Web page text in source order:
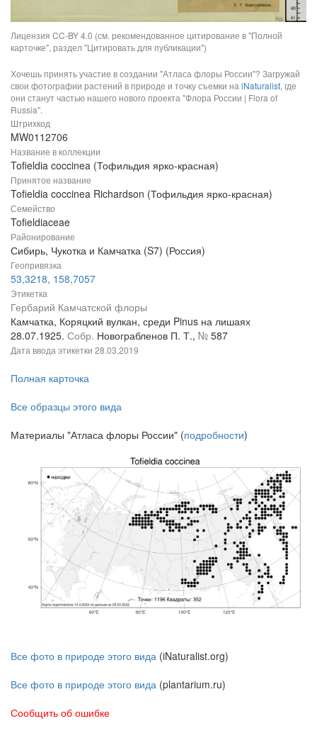
Лицензия CC-BY 4.0 (см. рекомендованное цитирование в "Полной
карточке", раздел "Цитировать для публикации")
Хочешь принять участие в создании "Атласа флоры России"? Загружай
свои фотографии растений в природе и точку съемки наiNaturalist, где
они станут частью нашего нового проекта "Флора России | Flora of
Russia".
Штрихкод
MW0112706
Название в коллекции
Tofieldia coccinea (Тофильдия ярко-красная)
Принятое название
Tofieldia coccinea Richardson (Тофильдия ярко-красная)
Семейство
Tofieldiaceae
Районирование
Сибирь, Чукотка и Камчатка (S7) (Россия)
Геопривязка
53,3218, 158,7057
Этикетка
Гербарий Камчатской флоры
Камчатка, Коряцкий вулкан, среди Pinus на лишаях
28.07.1925. Собр. Новограбленов П. Т., № 587
Дата ввода этикетки 28.03.2019
Полная карточка
Все образцы этого вида
Материалы "Атласа флоры России" (подробности)
Все фото в природе этого вида (iNaturalist.org)
Все фото в природе этого вида (plantarium.ru)
Сообщить об ошибке